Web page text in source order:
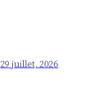
29 juillet, 2026